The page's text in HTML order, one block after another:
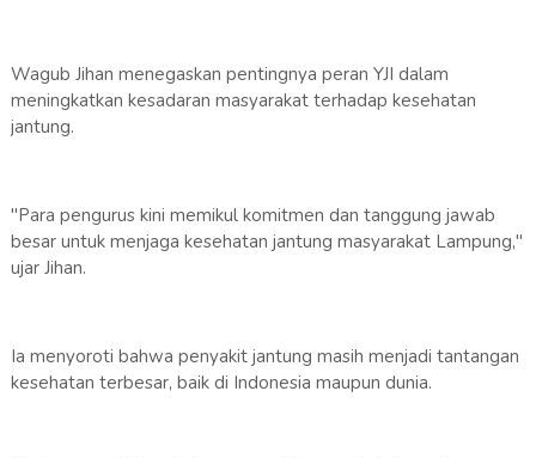
Wagub Jihan menegaskan pentingnya peran YJI dalam
meningkatkan kesadaran masyarakat terhadap kesehatan
jantung.
"Para pengurus kini memikul komitmen dan tanggung jawab
besar untuk menjaga kesehatan jantung masyarakat Lampung,"
ujar Jihan.
Ia menyoroti bahwa penyakit jantung masih menjadi tantangan
kesehatan terbesar, baik di Indonesia maupun dunia.